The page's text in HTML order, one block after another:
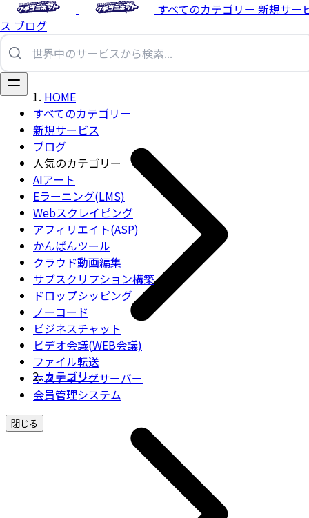
すべてのカテゴリー 新規サー
ス ブログ
すべてのカテゴリー
新規サービス
ブログ
人気のカテゴリー
AIアート
Eラーニング(LMS)
Webスクレイピング
アフィリエイト(ASP)
かんばんツール
クラウド動画編集
サブスクリプション構築
ドロップシッピング
ノーコード
ビジネスチャット
ビデオ会議(WEB会議)
ファイル転送
ホスティングサーバー
会員管理システム
閉じる
HOME
カテゴリー